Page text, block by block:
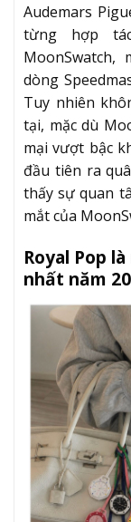
Audemars
từng hợp
dòng
Tuy nhiên
tại, mặc dù
mại vượt bậc
đầu tiên ra
thấy sự quan
mắt của
Royal Pop
nhất năm